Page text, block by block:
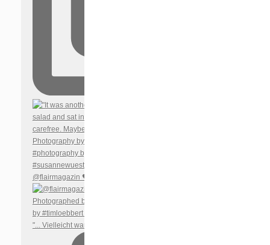
@flairmagazin 🖤 @diorbeauty Out today in 🇦🇹 🇩🇪 🇨
"... Vielleicht war gerade deshalb auch der Besuch